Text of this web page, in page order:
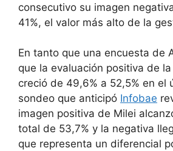
consecutivo su imagen
41%, el valor más alto de la
En tanto que una encuesta de
que la evaluación positiva de
creció de 49,6% a 52,5% en el
sondeo que anticipó Infobae
imagen positiva de Milei
total de 53,7% y la negativa
que representa un diferencial